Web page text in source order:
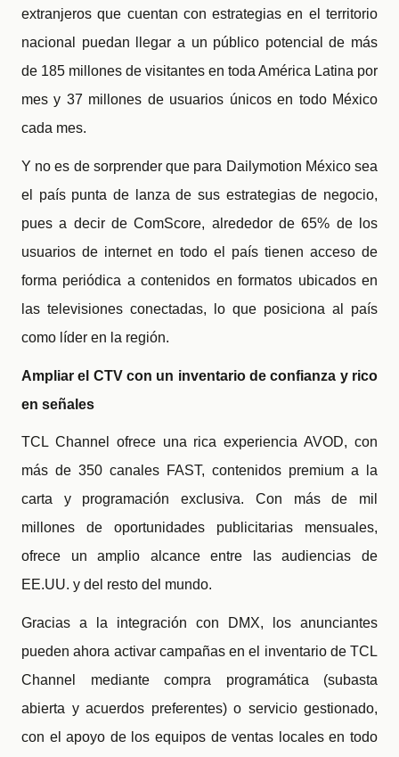
extranjeros que cuentan con estrategias en el territorio
nacional puedan llegar a un público potencial de más
de 185 millones de visitantes en toda América Latina por
mes y 37 millones de usuarios únicos en todo México
cada mes.
Y no es de sorprender que para Dailymotion México sea
el país punta de lanza de sus estrategias de negocio,
pues a decir de ComScore, alrededor de 65% de los
usuarios de internet en todo el país tienen acceso de
forma periódica a contenidos en formatos ubicados en
las televisiones conectadas, lo que posiciona al país
como líder en la región.
Ampliar el CTV con un inventario de confianza y rico
en señales
TCL Channel ofrece una rica experiencia AVOD, con
más de 350 canales FAST, contenidos premium a la
carta y programación exclusiva. Con más de mil
millones de oportunidades publicitarias mensuales,
ofrece un amplio alcance entre las audiencias de
EE.UU. y del resto del mundo.
Gracias a la integración con DMX, los anunciantes
pueden ahora activar campañas en el inventario de TCL
Channel mediante compra programática (subasta
abierta y acuerdos preferentes) o servicio gestionado,
con el apoyo de los equipos de ventas locales en todo